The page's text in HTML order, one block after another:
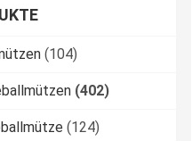
(104)
(402)
(124)